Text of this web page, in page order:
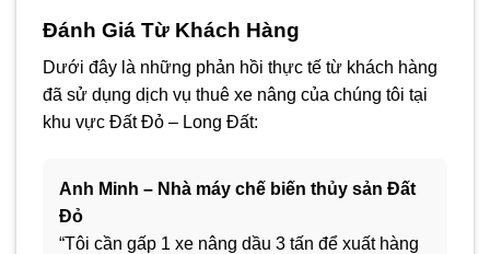
Đánh Giá Từ Khách Hàng
Dưới đây là những phản hồi thực tế từ khách hàng
đã sử dụng dịch vụ thuê xe nâng của chúng tôi tại
khu vực Đất Đỏ – Long Đất:
Anh Minh – Nhà máy chế biến thủy sản Đất
Đỏ
“Tôi cần gấp 1 xe nâng dầu 3 tấn để xuất hàng